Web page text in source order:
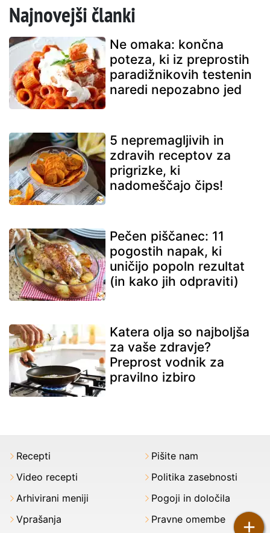
Najnovejši članki
Ne omaka: končna
poteza, ki iz preprostih
paradižnikovih testenin
naredi nepozabno jed
5 nepremagljivih in
zdravih receptov za
prigrizke, ki
nadomeščajo čips!
Pečen piščanec: 11
pogostih napak, ki
uničijo popoln rezultat
(in kako jih odpraviti)
Katera olja so najboljša
za vaše zdravje?
Preprost vodnik za
pravilno izbiro
+
Recepti
Video recepti
Arhivirani meniji
Vprašanja
Pišite nam
Politika zasebnosti
Pogoji in določila
Pravne omembe